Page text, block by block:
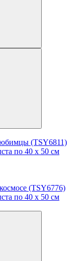
(TSY6811)
по 40 х 50 см